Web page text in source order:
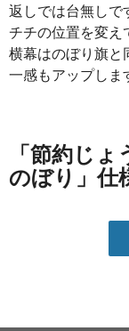
返しでは台無しで
チチの位置を変え
横幕はのぼり旗と
一感もアップしま
「節約じ
のぼり」仕